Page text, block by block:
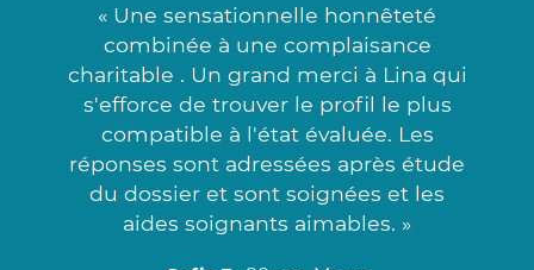
« Une sensationnelle honnêteté
combinée à une complaisance
charitable . Un grand merci à Lina qui
s'efforce de trouver le profil le plus
compatible à l'état évaluée. Les
réponses sont adressées après étude
du dossier et sont soignées et les
aides soignants aimables. »